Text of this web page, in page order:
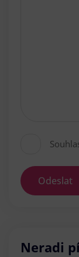
Odeslat
Neradi